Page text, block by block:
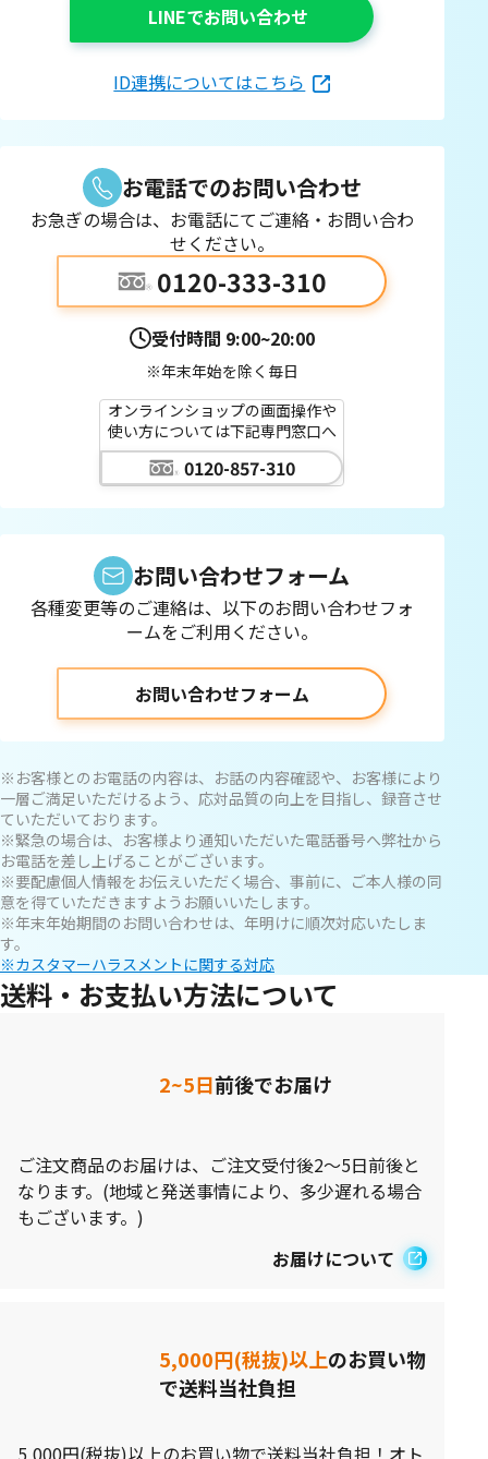
LINEでお問い合わせ
ID連携についてはこちら
お電話でのお問い合わせ
お急ぎの場合は、お電話にてご連絡・お問い合わ
せください。
0120-333-310
受付時間 9:00~20:00
※年末年始を除く毎日
オンラインショップの画面操作や
使い方については下記専門窓口へ
0120-857-310
お問い合わせフォーム
各種変更等のご連絡は、以下のお問い合わせフォ
ームをご利用ください。
お問い合わせフォーム
※お客様とのお電話の内容は、お話の内容確認や、お客様により
一層ご満足いただけるよう、応対品質の向上を目指し、録音させ
ていただいております。
※緊急の場合は、お客様より通知いただいた電話番号へ弊社から
お電話を差し上げることがございます。
※要配慮個人情報をお伝えいただく場合、事前に、ご本人様の同
意を得ていただきますようお願いいたします。
※年末年始期間のお問い合わせは、年明けに順次対応いたしま
す。
※カスタマーハラスメントに関する対応
送料・お支払い方法について
2~5日前後でお届け
ご注文商品のお届けは、ご注文受付後2～5日前後と
なります。(地域と発送事情により、多少遅れる場合
もございます。)
お届けについて
5,000円(税抜)以上のお買い物
で送料当社負担
5,000円(税抜)以上のお買い物で送料当社負担！オト